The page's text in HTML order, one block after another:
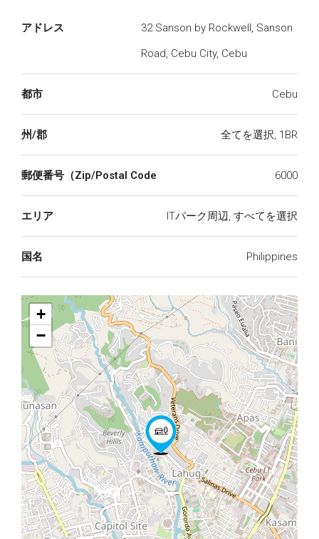
アドレス
32 Sanson by Rockwell, Sanson
Road, Cebu City, Cebu
都市 Cebu
州/郡 全てを選択, 1BR
郵便番号（Zip/Postal Code 6000
エリア ITパーク周辺, すべてを選択
国名 Philippines
+
−